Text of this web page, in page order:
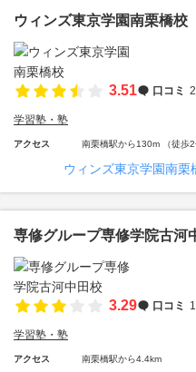
ウィンズ東京学園南栗橋校
3.51 口コミ
学習塾・塾
アクセス 南栗橋駅から130m （徒歩2
ウィンズ東京学園南栗
専修グループ専修学院古河
3.29 口コミ
学習塾・塾
アクセス 南栗橋駅から4.4km